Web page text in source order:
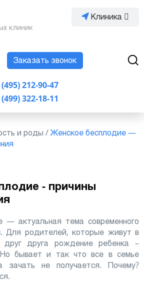
клиник
Клиника
Заказать звонок
(495) 212-90-47
322-18-11
и роды / Женское бесплодие —
- причины
— актуальная тема современного
Для родителей, которые живут в
друга рождение ребенка –
бывает и так что все в семье
зачать не получается. Почему?